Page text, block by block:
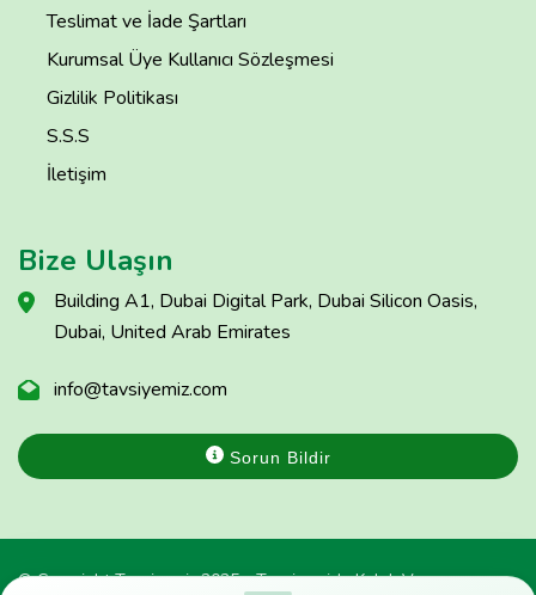
Teslimat ve İade Şartları
Kurumsal Üye Kullanıcı Sözleşmesi
Gizlilik Politikası
S.S.S
İletişim
Bize Ulaşın
Building A1, Dubai Digital Park, Dubai Silicon Oasis,
Dubai, United Arab Emirates
info@tavsiyemiz.com
Sorun Bildir
© Copyright Tavsiyemiz 2025 - Tavsiyemiz'e Kulak Ver